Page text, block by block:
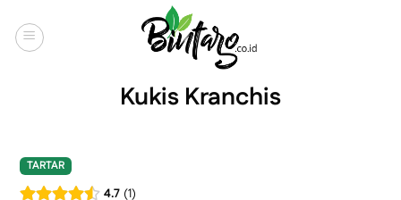
content
Kukis Kranchis
TARTAR
4.7 1